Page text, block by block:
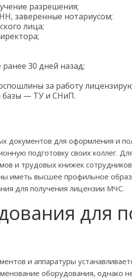
разрешения;
заверенные нотариусом;
лица;
30 дней назад;
за работу
базы — ТУ и СНиП.
документов для оформления и
подготовку своих коллег.
и трудовых книжек
иметь высшее профильное
для получения лицензии МЧС.
для
и аппаратуры
оборудования, однако